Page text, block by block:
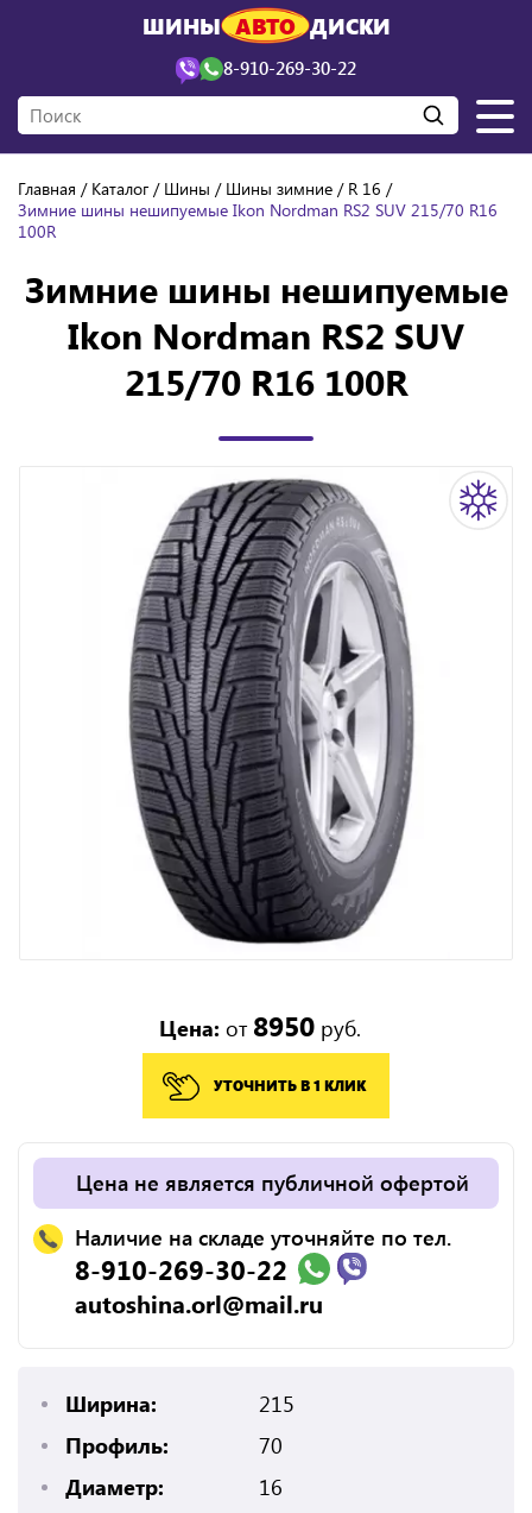
ШИНЫ АВТО ДИСКИ
8-910-269-30-22
Главная Каталог Шины Шины зимние
R 16
Зимние шины нешипуемые Ikon Nordman RS2 SUV 215/70 R16
100R
Зимние шины нешипуемые
Ikon Nordman RS2 SUV
215/70 R16 100R
Цена: от 8950 руб.
УТОЧНИТЬ В 1 КЛИК
Цена не является публичной офертой
Наличие на складе уточняйте по тел.
8-910-269-30-22
autoshina.orl@mail.ru
Ширина:
215
Профиль:
70
Диаметр:
16